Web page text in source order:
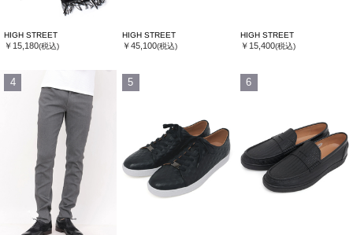
HIGH STREET
￥15,180(税込)
HIGH STREET
￥45,100(税込)
HIGH STREET
￥15,400(税込)
4 5 6